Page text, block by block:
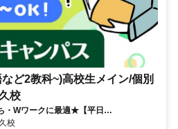
ど2教科~)高校生メイン/個別
校
・Wワークに最適★【平日
あり！中学レベルの数・英ができれば
校